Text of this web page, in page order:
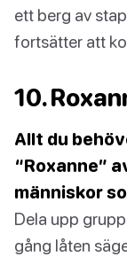
ett berg av
fortsätter att
10.
Allt du
“Roxanne”
människor
Dela upp
gång låten